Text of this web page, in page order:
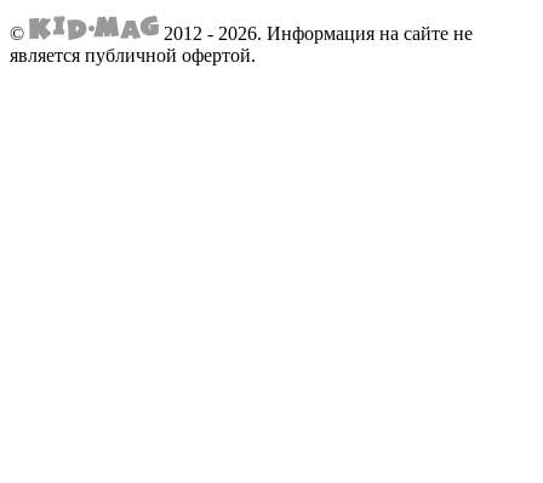
© 2012 - 2026. Информация на сайте не
является публичной офертой.